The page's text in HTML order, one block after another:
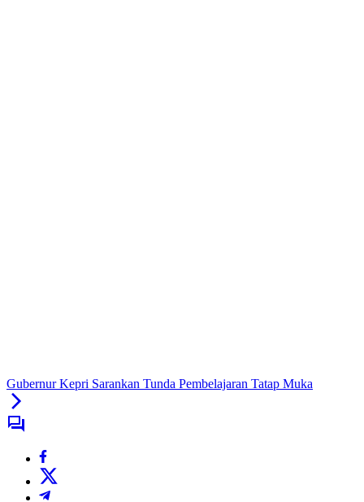
Gubernur Kepri Sarankan Tunda Pembelajaran Tatap Muka